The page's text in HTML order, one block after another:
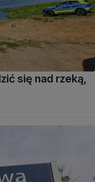
się nad rzeką,